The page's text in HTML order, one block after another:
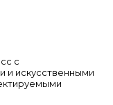
с
и искусственными